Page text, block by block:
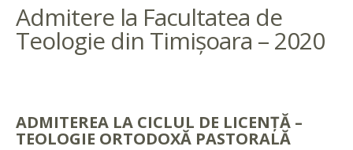
Admitere la Facultatea de
Teologie din Timișoara – 2020
ADMITEREA LA CICLUL DE LICENŢĂ –
TEOLOGIE ORTODOXĂ PASTORALĂ